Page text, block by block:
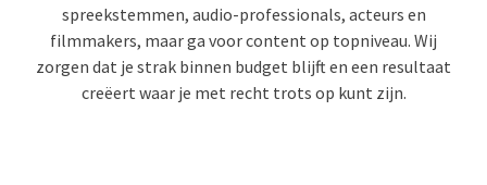
spreekstemmen, audio-professionals, acteurs en
filmmakers, maar ga voor content op topniveau. Wij
zorgen dat je strak binnen budget blijft en een resultaat
creëert waar je met recht trots op kunt zijn.